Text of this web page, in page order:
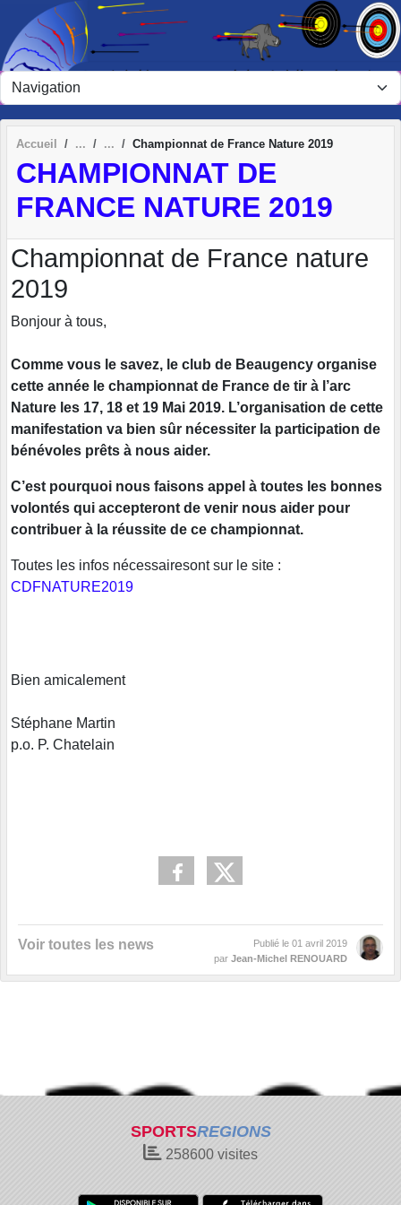
Accueil Championnat de France Nature 2019
CHAMPIONNAT DE
FRANCE NATURE 2019
Championnat de France nature
2019
Bonjour à tous,
Comme vous le savez, le club de Beaugency organise
cette année le championnat de France de tir à l’arc
Nature les 17, 18 et 19 Mai 2019. L’organisation de cette
manifestation va bien sûr nécessiter la participation de
bénévoles prêts à nous aider.
C’est pourquoi nous faisons appel à toutes les bonnes
volontés qui accepteront de venir nous aider pour
contribuer à la réussite de ce championnat.
Toutes les infos nécessairesont sur le site :
CDFNATURE2019
Bien amicalement
Stéphane Martin
p.o. P. Chatelain
Voir toutes les news Publié le 01 avril 2019
par Jean-Michel RENOUARD
SPORTSREGIONS
258600 visites
Panneau de gestion des cookies